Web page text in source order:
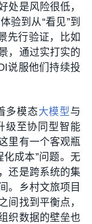
处是风险很低，
验到从“看见”到
先行验证，比如
，通过实打实的
说服他们持续投
多模态大模型 与
级至协同型智能
里有一个客观瓶
成本”问题。无
还是跨系统的集
。乡村文旅项目
间找到平衡点，
织数据的壁垒也